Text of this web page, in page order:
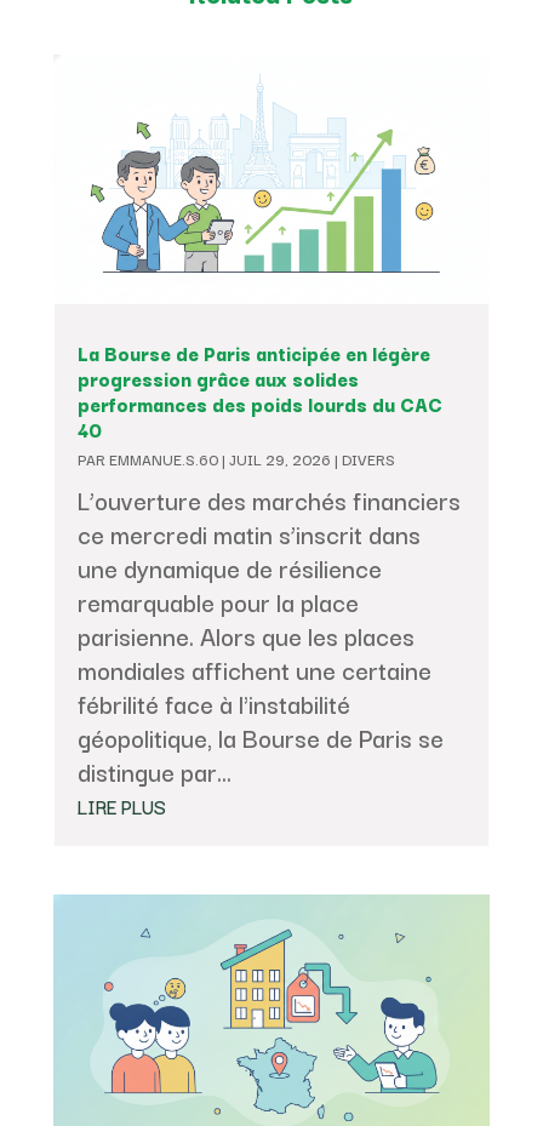
La Bourse de Paris anticipée en légère
progression grâce aux solides
performances des poids lourds du CAC
40
PAR EMMANUE.S.60| JUIL 29, 2026 | DIVERS
L’ouverture des marchés financiers
ce mercredi matin s’inscrit dans
une dynamique de résilience
remarquable pour la place
parisienne. Alors que les places
mondiales affichent une certaine
fébrilité face à l'instabilité
géopolitique, la Bourse de Paris se
distingue par...
LIRE PLUS